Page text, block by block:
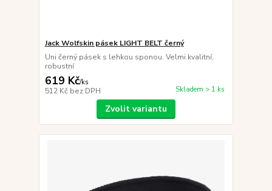
Jack Wolfskin pásek LIGHT BELT černý
Uni černý pásek s lehkou sponou. Velmi kvalitní,
robustní
619 Kč/ks
512 Kč bez DPH Skladem > 1 ks
Zvolit variantu